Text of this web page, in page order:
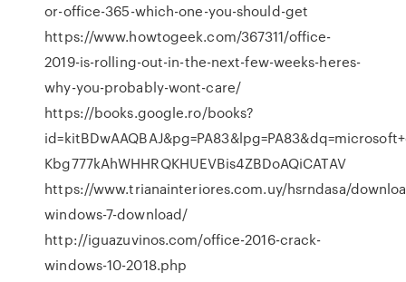
or-office-365-which-one-you-should-get
https://www.howtogeek.com/367311/office-
2019-is-rolling-out-in-the-next-few-weeks-heres-
why-you-probably-wont-care/
https://books.google.ro/books?
Kbg777kAhWHHRQKHUEVBis4ZBDoAQiCATAV
https://www.trianainteriores.com.uy/hsrndasa/
windows-7-download/
http://iguazuvinos.com/office-2016-crack-
windows-10-2018.php